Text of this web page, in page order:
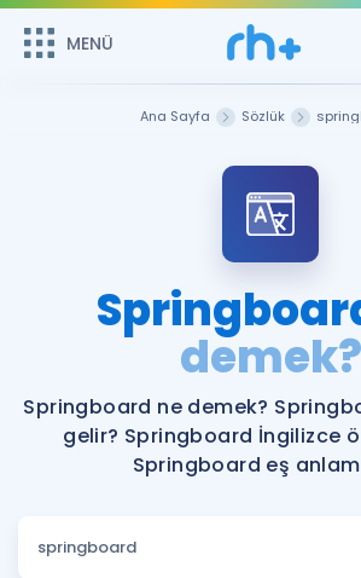
MENÜ
Şifremi Hatırlamıyorum
Sepetin Şu An Boş.
Remzi Hoca ile seni sınava hazırlayacak
bekliyor!
MENÜ
Katılımcı Görüşleri
Faydalı Araçlar
Ücretsiz Kaynaklar
Puan Hesaplama
İngilizce
Ana Sayfa Sözlük
demek?
Springboard ne demek?
gelir? Springboard İngilizce
Springboard eş